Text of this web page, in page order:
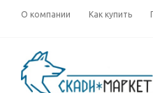
О компании Как купить